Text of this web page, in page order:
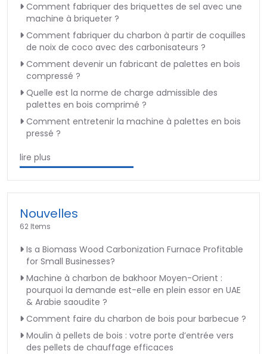
Comment fabriquer des briquettes de sel avec une
machine à briqueter ?
Comment fabriquer du charbon à partir de coquilles
de noix de coco avec des carbonisateurs ?
Comment devenir un fabricant de palettes en bois
compressé ?
Quelle est la norme de charge admissible des
palettes en bois comprimé ?
Comment entretenir la machine à palettes en bois
pressé ?
lire plus
Nouvelles
62 Items
Is a Biomass Wood Carbonization Furnace Profitable
for Small Businesses?
Machine à charbon de bakhoor Moyen-Orient :
pourquoi la demande est-elle en plein essor en UAE
& Arabie saoudite ?
Comment faire du charbon de bois pour barbecue ?
Moulin à pellets de bois : votre porte d’entrée vers
des pellets de chauffage efficaces